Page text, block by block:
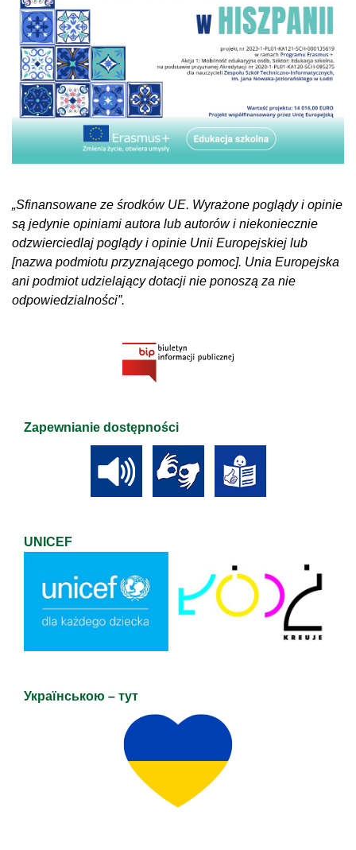
„Sfinansowane ze środków UE. Wyrażone poglądy i opinie
są jedynie opiniami autora lub autorów i niekoniecznie
odzwierciedlaj poglądy i opinie Unii Europejskiej lub
[nazwa podmiotu przyznającego pomoc]. Unia Europejska
ani podmiot udzielający dotacji nie ponoszą za nie
odpowiedzialności”.
Zapewnianie dostępności
UNICEF
Українською – тут